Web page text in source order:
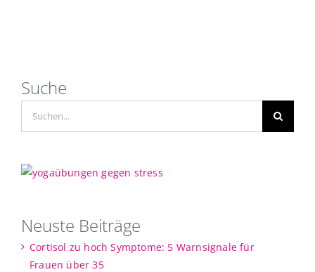
Suche
Neuste Beiträge
Cortisol zu hoch Symptome: 5 Warnsignale für
Frauen über 35